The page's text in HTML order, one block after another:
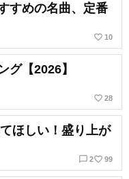
すめの名曲、定番
favorite_border 10
グ【2026】
favorite_border 28
ほしい！盛り上が
chat_bubble_outline 2favorite_border 99